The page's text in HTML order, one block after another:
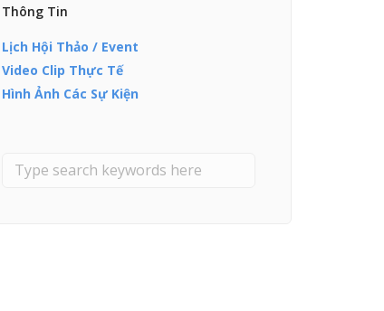
Thông Tin
Lịch Hội Thảo / Event
Video Clip Thực Tế
Hình Ảnh Các Sự Kiện